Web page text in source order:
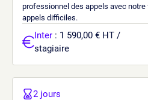
professionnel des appels avec
appels difficiles.
Inter : 1 590,00 € HT /
stagiaire
2 jours